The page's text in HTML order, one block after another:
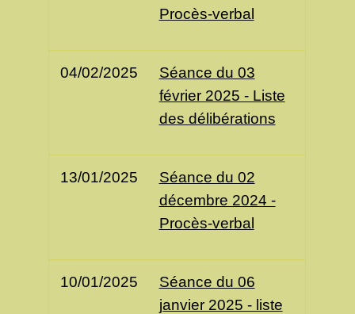
Procès-verbal
04/02/2025
Séance du 03
février 2025 - Liste
des délibérations
13/01/2025
Séance du 02
décembre 2024 -
Procès-verbal
10/01/2025
Séance du 06
janvier 2025 - liste